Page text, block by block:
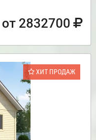
от 2832700
ХИТ ПРОДАЖ